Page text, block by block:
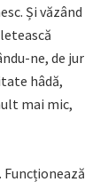
Și văzând
ne, de jur
hâdă,
mai mic,